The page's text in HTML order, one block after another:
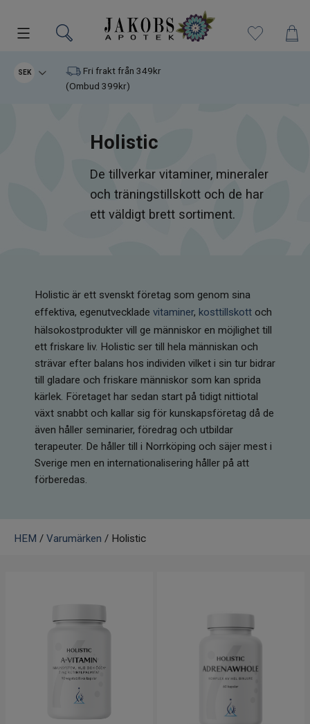
Kampanjer
Infrarött Ljus
Vattenrening & Övrigt
Transdermala plåster
Fyndlådan
SEK
Fri frakt från 349kr
(Ombud 399kr)
Holistic
De tillverkar vitaminer, mineraler
och träningstillskott och de har
ett väldigt brett sortiment.
Holistic är ett svenskt företag som genom sina
effektiva, egenutvecklade vitaminer, kosttillskott och
hälsokostprodukter vill ge människor en möjlighet till
ett friskare liv. Holistic ser till hela människan och
strävar efter balans hos individen vilket i sin tur bidrar
till gladare och friskare människor som kan sprida
kärlek. Företaget har sedan start på tidigt nittiotal
växt snabbt och kallar sig för kunskapsföretag då de
även håller seminarier, föredrag och utbildar
terapeuter. De håller till i Norrköping och säjer mest i
Sverige men en internationalisering håller på att
förberedas.
HEM / Varumärken / Holistic